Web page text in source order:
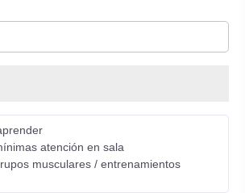
atención en sala
musculares / entrenamientos